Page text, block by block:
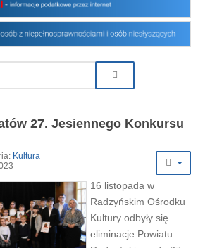
27. Jesiennego Konkursu
Kultura
16 listopada w
Radzyńskim Ośrodku
Kultury odbyły się
eliminacje Powiatu